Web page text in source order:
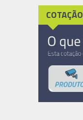
COTAÇÃO